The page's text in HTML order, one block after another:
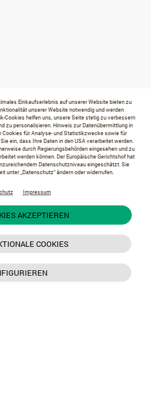
Einkaufserlebnis auf unserer Website bieten zu
unserer Website notwendig und werden
Cookies helfen uns, unsere Seite stetig zu verbessern
zu personalisieren. Hinweis zur Datenübermittlung in
Cookies für Analyse- und Statistikzwecke sowie für
ein, dass Ihre Daten in den USA verarbeitet werden.
durch Regierungsbehörden eingesehen und zu
werden können. Der Europäische Gerichtshof hat
Datenschutzniveau eingeschätzt. Sie
unter „Datenschutz“ ändern oder widerrufen.
Impressum
AKZEPTIEREN
COOKIES